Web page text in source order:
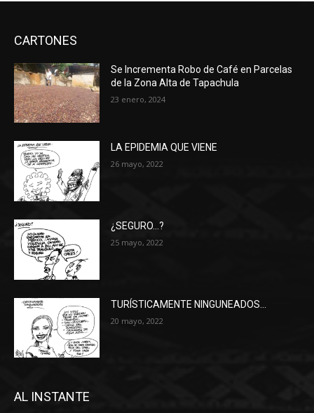
CARTONES
Se Incrementa Robo de Café en Parcelas
de la Zona Alta de Tapachula
23 enero, 2024
LA EPIDEMIA QUE VIENE
26 mayo, 2022
¿SEGURO…?
25 mayo, 2022
TURÍSTICAMENTE NINGUNEADOS…
20 mayo, 2022
AL INSTANTE